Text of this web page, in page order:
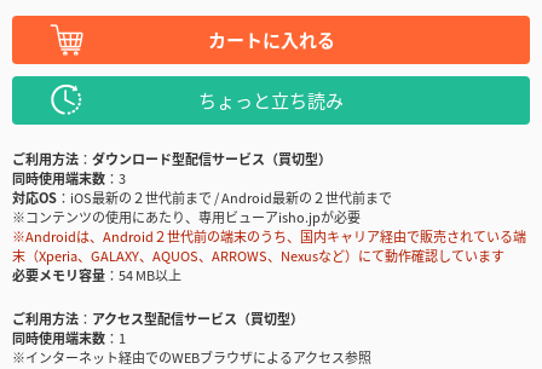
カートに入れる
ちょっと立ち読み
ご利用方法
ダウンロード型配信サービス（買切型）
同時使用端末数
3
対応OS
iOS最新の２世代前まで / Android最新の２世代前まで
※コンテンツの使用にあたり、専用ビューアisho.jpが必要
※Androidは、Android２世代前の端末のうち、国内キャリア経由で販売されている端
末（Xperia、GALAXY、AQUOS、ARROWS、Nexusなど）にて動作確認しています
必要メモリ容量
54 MB以上
ご利用方法
アクセス型配信サービス（買切型）
同時使用端末数
1
※インターネット経由でのWEBブラウザによるアクセス参照